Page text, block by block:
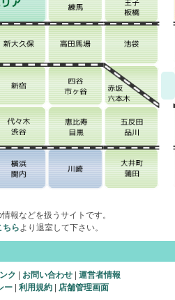
報などを扱うサイトです。
ちらより退室して下さい。
ク お問い合わせ| 運営者情報
ー
利用規約 店舗管理画面